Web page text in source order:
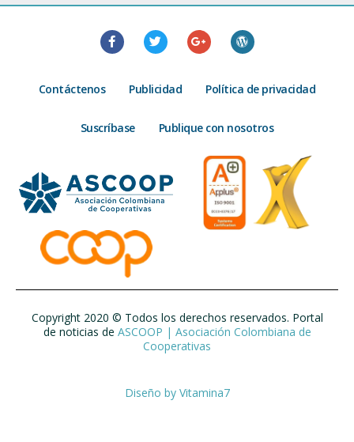
Contáctenos Publicidad Política de privacidad
Suscríbase Publique con nosotros
Copyright 2020 © Todos los derechos reservados. Portal
de noticias de ASCOOP | Asociación Colombiana de
Cooperativas
Diseño by Vitamina7